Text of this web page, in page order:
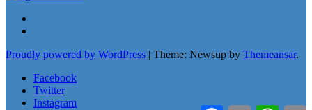
Proudly powered by WordPress | Theme: Newsup by Themeansar.
Facebook
Twitter
Instagram